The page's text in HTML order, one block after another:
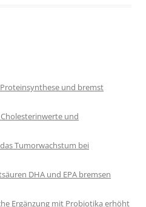
und bremst
und
Tumorwachstum bei
DHA und EPA bremsen
Ergänzung mit Probiotika erhöht